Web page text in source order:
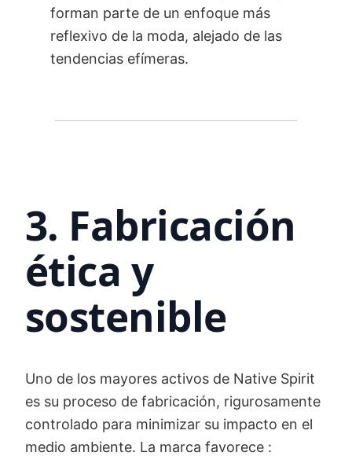
forman parte de un enfoque más
reflexivo de la moda, alejado de las
tendencias efímeras.
3. Fabricación
ética y
sostenible
Uno de los mayores activos de Native Spirit
es su proceso de fabricación, rigurosamente
controlado para minimizar su impacto en el
medio ambiente. La marca favorece :